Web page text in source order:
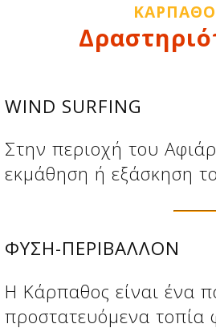
WIND SURFING
Στην περιοχή του
εκμάθηση ή εξάσκηση
ΦΥΣΗ-ΠΕΡΙΒΑΛΛΟΝ
Η Κάρπαθος είναι ένα
προστατευόμενα τοπία